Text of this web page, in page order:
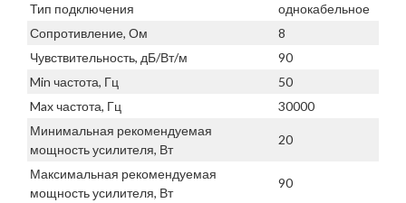
Тип подключения
однокабельное
Сопротивление, Ом
8
Чувствительность, дБ/Вт/м
90
Min частота, Гц
50
Max частота, Гц
30000
Минимальная рекомендуемая
мощность усилителя, Вт
20
Максимальная рекомендуемая
мощность усилителя, Вт
90